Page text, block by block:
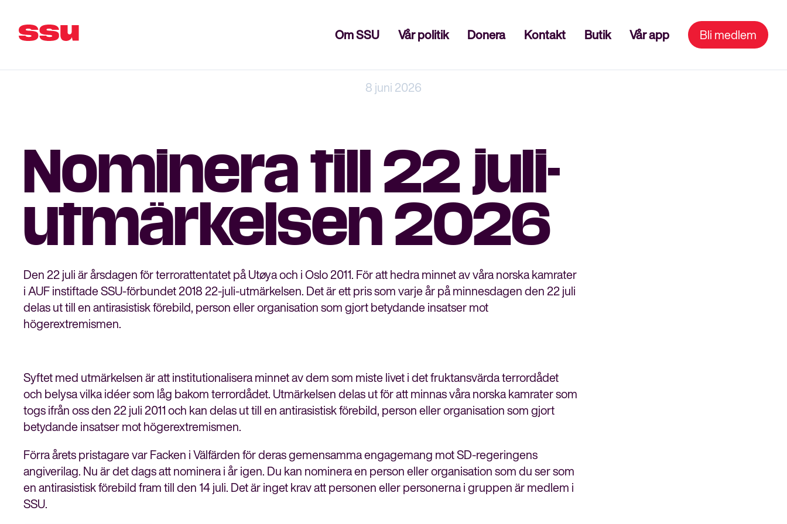
Stäng
Om SSU Vår politik Donera Kontakt Butik Vår app Bli medlem
8 juni 2026
Nominera till 22 juli-
utmärkelsen 2026
Den 22 juli är årsdagen för terrorattentatet på Utøya och i Oslo 2011. För att hedra minnet av våra norska kamrater
i AUF instiftade SSU-förbundet 2018 22-juli-utmärkelsen. Det är ett pris som varje år på minnesdagen den 22 juli
delas ut till en antirasistisk förebild, person eller organisation som gjort betydande insatser mot
högerextremismen.
Syftet med utmärkelsen är att institutionalisera minnet av dem som miste livet i det fruktansvärda terrordådet
och belysa vilka idéer som låg bakom terrordådet. Utmärkelsen delas ut för att minnas våra norska kamrater som
togs ifrån oss den 22 juli 2011 och kan delas ut till en antirasistisk förebild, person eller organisation som gjort
betydande insatser mot högerextremismen.
Förra årets pristagare var Facken i Välfärden för deras gemensamma engagemang mot SD-regeringens
angiverilag. Nu är det dags att nominera i år igen. Du kan nominera en person eller organisation som du ser som
en antirasistisk förebild fram till den 14 juli. Det är inget krav att personen eller personerna i gruppen är medlem i
SSU.